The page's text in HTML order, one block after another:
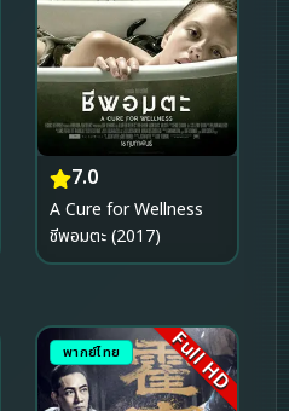
7.0
A Cure for Wellness
ชีพอมตะ (2017)
พากย์ไทย Full HD